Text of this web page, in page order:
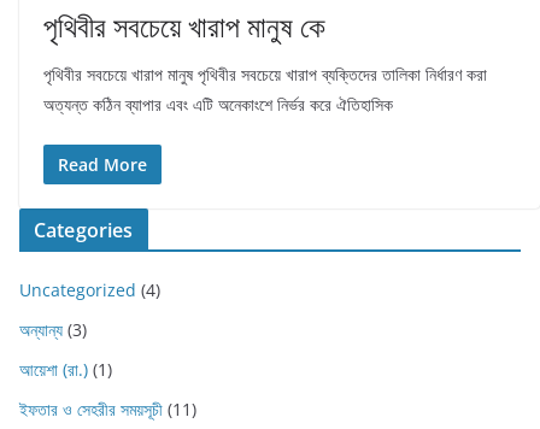
পৃথিবীর সবচেয়ে খারাপ মানুষ কে
পৃথিবীর সবচেয়ে খারাপ মানুষ পৃথিবীর সবচেয়ে খারাপ ব্যক্তিদের তালিকা নির্ধারণ করা
অত্যন্ত কঠিন ব্যাপার এবং এটি অনেকাংশে নির্ভর করে ঐতিহাসিক
Read More
Categories
Uncategorized (4)
অন্যান্য (3)
আয়েশা (রা.) (1)
ইফতার ও সেহরীর সময়সূচী (11)